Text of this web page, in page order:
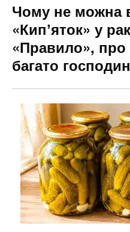
Чому не можна
«Кипʼяток» у
«Правило», про
багато